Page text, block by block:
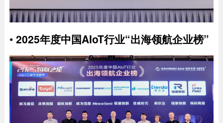
• 2025年度中国AIoT行业“出海领航企业榜”